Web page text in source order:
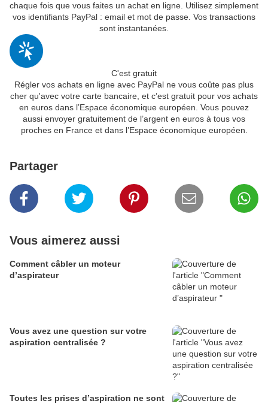
chaque fois que vous faites un achat en ligne. Utilisez simplement
vos identifiants PayPal : email et mot de passe. Vos transactions
sont instantanées.
C'est gratuit
Régler vos achats en ligne avec PayPal ne vous coûte pas plus
cher qu'avec votre carte bancaire, et c’est gratuit pour vos achats
en euros dans l’Espace économique européen. Vous pouvez
aussi envoyer gratuitement de l’argent en euros à tous vos
proches en France et dans l’Espace économique européen.
Partager
Vous aimerez aussi
Comment câbler un moteur
d’aspirateur
Vous avez une question sur votre
aspiration centralisée ?
Toutes les prises d’aspiration ne sont